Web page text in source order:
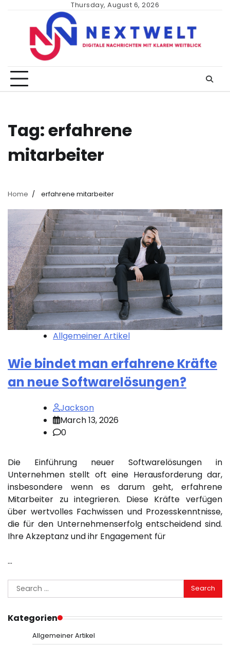
content
Thursday, August 6, 2026
Tag:erfahrene
mitarbeiter
Home erfahrene mitarbeiter
Allgemeiner Artikel
Wie bindet man erfahrene Kräfte
an neue Softwarelösungen?
Jackson
March 13, 2026
0
Die Einführung neuer Softwarelösungen in
Unternehmen stellt oft eine Herausforderung dar,
insbesondere wenn es darum geht, erfahrene
Mitarbeiter zu integrieren. Diese Kräfte verfügen
über wertvolles Fachwissen und Prozesskenntnisse,
die für den Unternehmenserfolg entscheidend sind.
Ihre Akzeptanz und ihr Engagement für
…
Search
for:
Kategorien
Allgemeiner Artikel